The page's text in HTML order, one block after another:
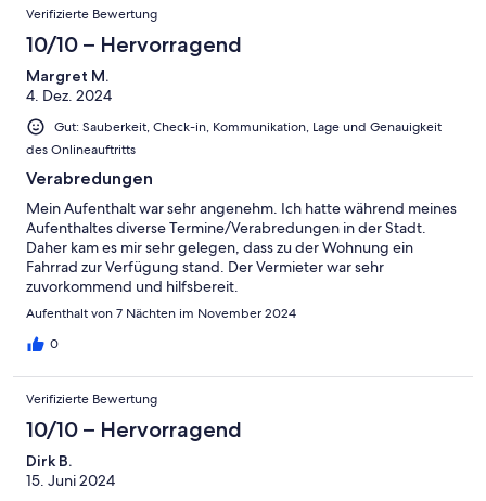
Verifizierte Bewertung
10/10 – Hervorragend
Margret M.
4. Dez. 2024
Gut: Sauberkeit, Check-in, Kommunikation, Lage und Genauigkeit
des Onlineauftritts
Verabredungen
Mein Aufenthalt war sehr angenehm. Ich hatte während meines
Aufenthaltes diverse Termine/Verabredungen in der Stadt.
Daher kam es mir sehr gelegen, dass zu der Wohnung ein
Fahrrad zur Verfügung stand. Der Vermieter war sehr
zuvorkommend und hilfsbereit.
Aufenthalt von 7 Nächten im November 2024
0
Verifizierte Bewertung
10/10 – Hervorragend
Dirk B.
15. Juni 2024